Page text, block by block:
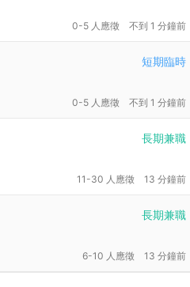
0-5 人應徵 不到 1 分鐘前
短期臨時
0-5 人應徵 不到 1 分鐘前
長期兼職
11-30 人應徵 13 分鐘前
長期兼職
6-10 人應徵 13 分鐘前